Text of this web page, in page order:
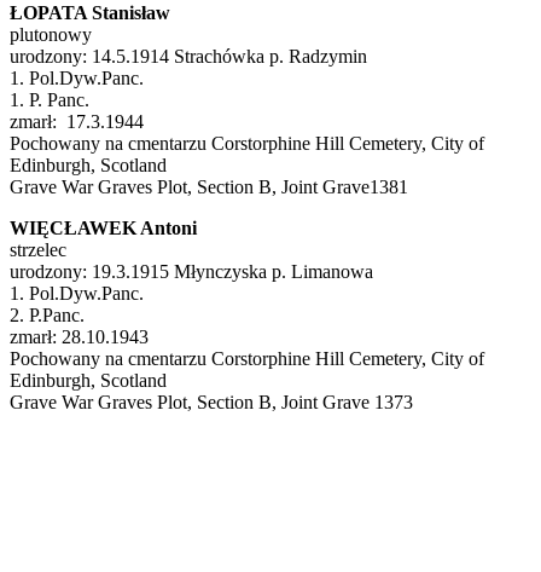
ŁOPATA Stanisław
plutonowy
urodzony: 14.5.1914 Strachówka p. Radzymin
1. Pol.Dyw.Panc.
1. P. Panc.
zmarł: 17.3.1944
Pochowany na cmentarzu Corstorphine Hill Cemetery, City of
Edinburgh, Scotland
Grave War Graves Plot, Section B, Joint Grave1381
WIĘCŁAWEK Antoni
strzelec
urodzony: 19.3.1915 Młynczyska p. Limanowa
1. Pol.Dyw.Panc.
2. P.Panc.
zmarł: 28.10.1943
Pochowany na cmentarzu Corstorphine Hill Cemetery, City of
Edinburgh, Scotland
Grave War Graves Plot, Section B, Joint Grave 1373